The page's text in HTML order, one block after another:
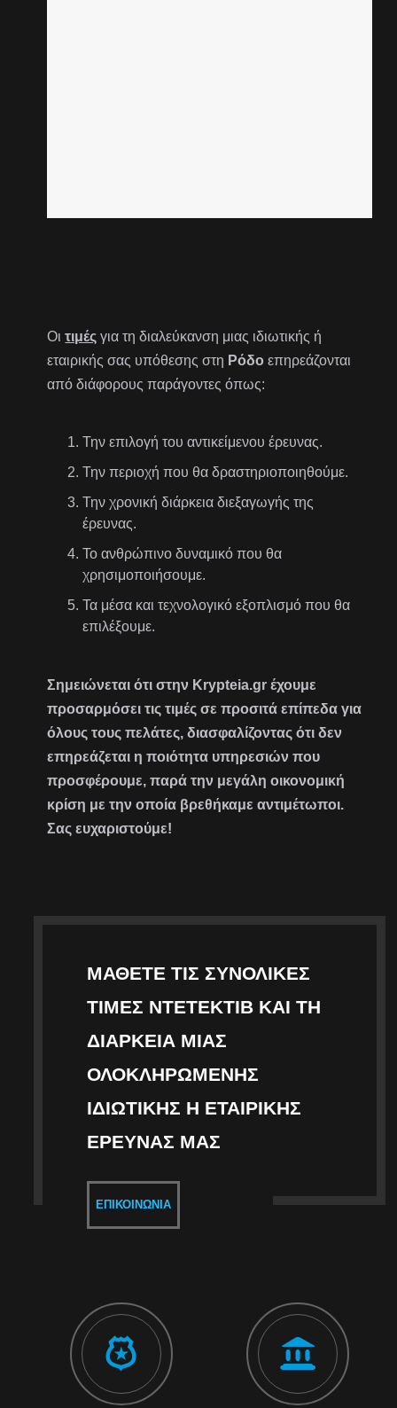
Οιτιμές για τη διαλεύκανση μιας ιδιωτικής ή
εταιρικής σας υπόθεσης στη Ρόδο επηρεάζονται
από διάφορους παράγοντες όπως:
Την επιλογή του αντικείμενου έρευνας.
Την περιοχή που θα δραστηριοποιηθούμε.
Την χρονική διάρκεια διεξαγωγής της
έρευνας.
Το ανθρώπινο δυναμικό που θα
χρησιμοποιήσουμε.
Τα μέσα και τεχνολογικό εξοπλισμό που θα
επιλέξουμε.
Σημειώνεται ότι στην Krypteia.gr έχουμε
προσαρμόσει τις τιμές σε προσιτά επίπεδα για
όλους τους πελάτες, διασφαλίζοντας ότι δεν
επηρεάζεται η ποιότητα υπηρεσιών που
προσφέρουμε, παρά την μεγάλη οικονομική
κρίση με την οποία βρεθήκαμε αντιμέτωποι.
Σας ευχαριστούμε!
ΜΆΘΕΤΕ ΤΙΣ ΣΥΝΟΛΙΚΈΣ
ΤΙΜΈΣ ΝΤΕΤΈΚΤΙΒ ΚΑΙ ΤΗ
ΔΙΆΡΚΕΙΑ ΜΙΑΣ
ΟΛΟΚΛΗΡΩΜΈΝΗΣ
ΙΔΙΩΤΙΚΉΣ Η ΕΤΑΙΡΙΚΉΣ
ΈΡΕΥΝΑΣ ΜΑΣ
ΕΠΙΚΟΙΝΩΝΊΑ